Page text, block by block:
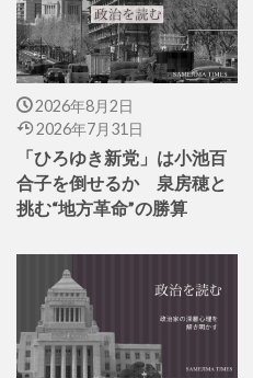
2026年8月2日
2026年7月31日
「ひろゆき新党」は小池百
合子を倒せるか 泉房穂と
挑む“地方革命”の勝算